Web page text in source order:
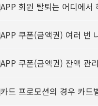
APP 회원 탈퇴는 어디에서
* 회원 탈퇴 후 3개월간 재
* 한번 탈퇴한 아이디는
APP 쿠폰(금액권) 여러 번
여러 번 나눠서 사용이 불
APP 쿠폰(금액권) 잔액 관
일부 금액을 사용했다 하
카드 프로모션의 경우 카드